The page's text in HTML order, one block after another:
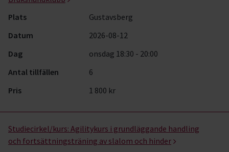
Plats
Gustavsberg
Datum
2026-08-12
Dag
onsdag 18:30 - 20:00
Antal tillfällen
6
Pris
1 800 kr
Studiecirkel/kurs: Agilitykurs i grundläggande handling
och fortsättningsträning av slalom och hinder